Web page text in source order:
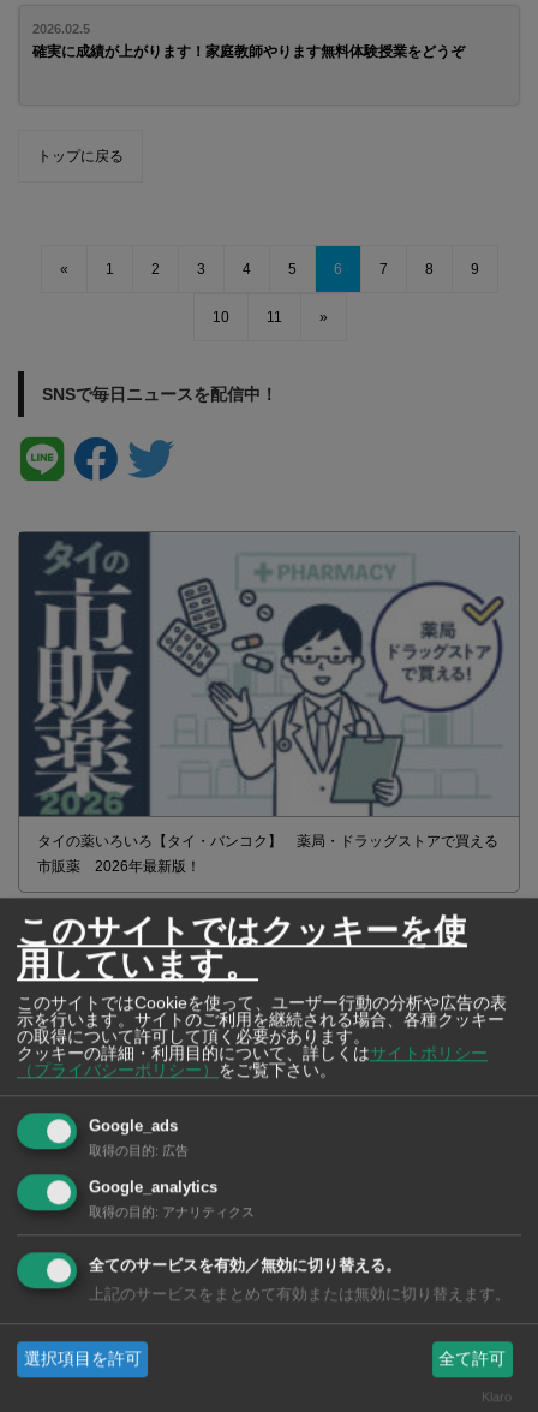
2026.02.5
確実に成績が上がります！家庭教師やります無料体験授業をどうぞ
トップに戻る
« 1 2 3 4 5 6 7 8 9
10 11 »
SNSで毎日ニュースを配信中！
タイの薬いろいろ【タイ・バンコク】 薬局・ドラッグストアで買える
市販薬 2026年最新版！
このサイトではクッキーを使
用しています。
このサイトではCookieを使って、ユーザー行動の分析や広告の表
示を行います。サイトのご利用を継続される場合、各種クッキー
の取得について許可して頂く必要があります。
クッキーの詳細・利用目的について、詳しくはサイトポリシー
（プライバシーポリシー）
をご覧下さい。
Google_ads
取得の目的: 広告
Google_analytics
取得の目的: アナリティクス
全てのサービスを有効／無効に切り替える。
上記のサービスをまとめて有効または無効に切り替えます。
選択項目を許可 全て許可
Klaro